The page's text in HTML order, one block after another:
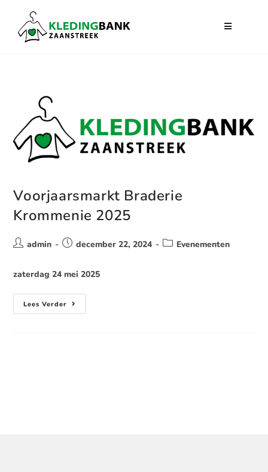
Voorjaarsmarkt Braderie
Krommenie 2025
admin december 22, 2024 Evenementen
zaterdag 24 mei 2025
Lees Verder